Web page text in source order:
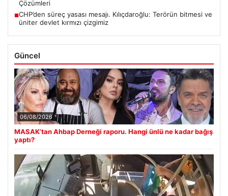
Çözümleri
■CHP’den süreç yasası mesajı. Kılıçdaroğlu: Terörün bitmesi ve
üniter devlet kırmızı çizgimiz
Güncel
06/08/2026
MASAK’tan Ahbap Derneği raporu. Hangi ünlü ne kadar bağış
yaptı?